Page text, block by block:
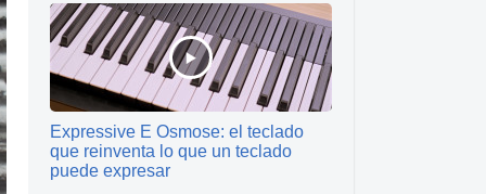
Expressive E Osmose: el teclado
que reinventa lo que un teclado
puede expresar